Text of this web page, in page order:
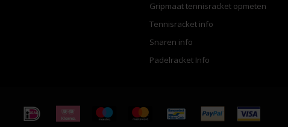
Gripmaat tennisracket opmeten
Tennisracket info
Snaren info
Padelracket Info